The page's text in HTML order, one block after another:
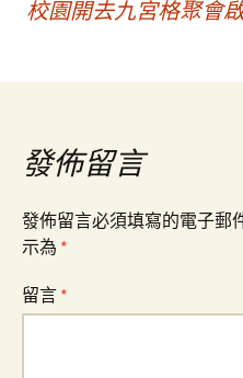
導
覽
校園開去九宮格聚會
發佈留言
發佈留言必須填寫的電子郵
示為 *
留言 *